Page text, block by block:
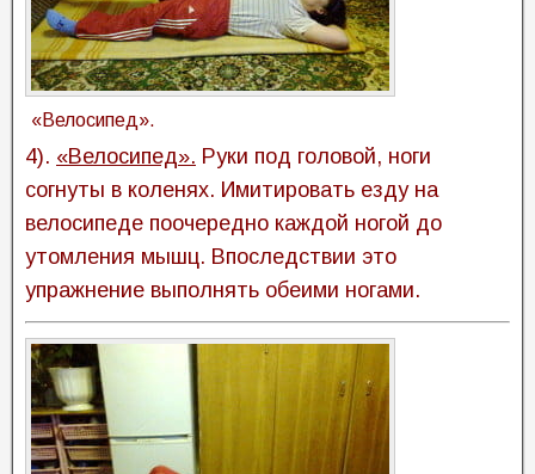
«Велосипед».
4). «Велосипед». Руки под головой, ноги
согнуты в коленях. Имитировать езду на
велосипеде поочередно каждой ногой до
утомления мышц. Впоследствии это
упражнение выполнять обеими ногами.